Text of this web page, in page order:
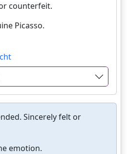
counterfeit.
Picasso.
Sincerely felt or
emotion.